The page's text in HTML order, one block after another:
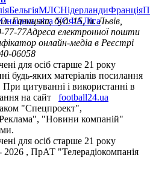
БельгіяМЛСНідерландиФранція
ліга УЄФАЛіга
Галицька, буд. 15, м. Львів,
77-77Адреса електронної пошти
онлайн-медіа в Реєстрі
06058
для осіб старше 21 року
будь-яких матеріалів посилання
цитуванні і використанні в
на сайт
football24.ua
"Спецпроект",
"Новини компаній"
для осіб старше 21 року
2026 , ПрАТ "Телерадіокомпанія